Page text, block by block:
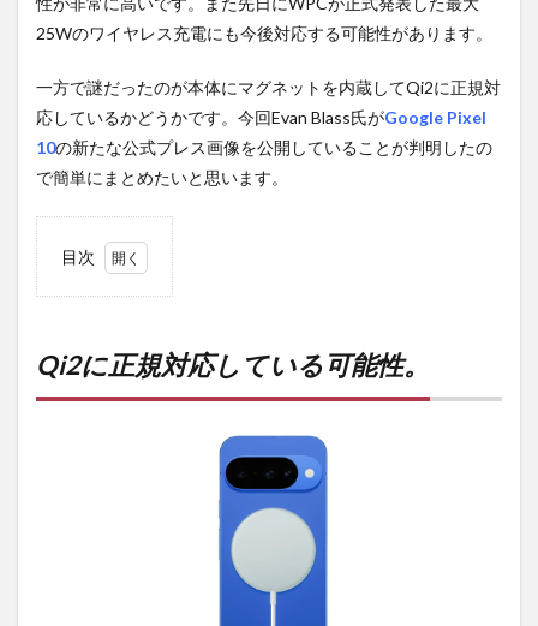
25Wのワイヤレス充電にも今後対応する可能性があります。
一方で謎だったのが本体にマグネットを内蔵してQi2に正規対
応しているかどうかです。今回Evan Blass氏がGoogle Pixel
10の新たな公式プレス画像を公開していることが判明したの
で簡単にまとめたいと思います。
目次
規対
応し
てい
Qi2に正規対応している可能性。